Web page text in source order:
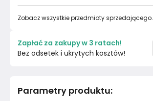
Parametry produktu:
Zobacz wszystkie przedmioty sprzedającego.
Zapłać za zakupy w 3 ratach!
Bez odsetek i ukrytych kosztów!